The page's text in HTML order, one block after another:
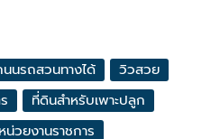
นนรถสวนทางได้ วิวสวย
ที่ดินสำหรับเพาะปลูก
น่วยงานราชการ